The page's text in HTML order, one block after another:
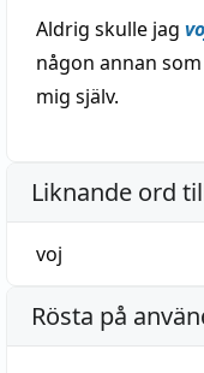
Aldrig skulle jag
någon annan
mig själv.
Liknande ord
voj
Rösta på